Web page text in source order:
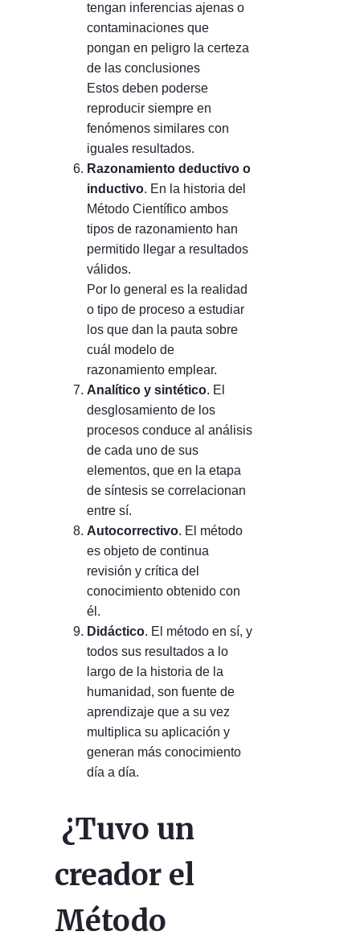
tengan inferencias ajenas o
contaminaciones que
pongan en peligro la certeza
de las conclusiones
Estos deben poderse
reproducir siempre en
fenómenos similares con
iguales resultados.
Razonamiento deductivo o
inductivo. En la historia del
Método Científico ambos
tipos de razonamiento han
permitido llegar a resultados
válidos.
Por lo general es la realidad
o tipo de proceso a estudiar
los que dan la pauta sobre
cuál modelo de
razonamiento emplear.
Analítico y sintético. El
desglosamiento de los
procesos conduce al análisis
de cada uno de sus
elementos, que en la etapa
de síntesis se correlacionan
entre sí.
Autocorrectivo. El método
es objeto de continua
revisión y crítica del
conocimiento obtenido con
él.
Didáctico. El método en sí, y
todos sus resultados a lo
largo de la historia de la
humanidad, son fuente de
aprendizaje que a su vez
multiplica su aplicación y
generan más conocimiento
día a día.
¿Tuvo un
creador el
Método